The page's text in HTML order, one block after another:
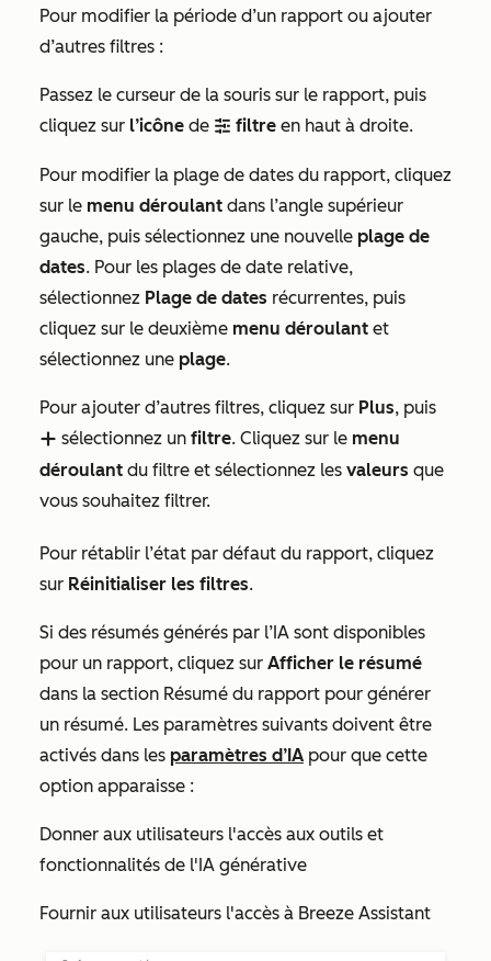
Pour modifier la période d’un rapport ou ajouter
d’autres filtres :
Passez le curseur de la souris sur le rapport, puis
cliquez sur l’icône de filter filtre en haut à droite.
Pour modifier la plage de dates du rapport, cliquez
sur le menu déroulant dans l’angle supérieur
gauche, puis sélectionnez une nouvelle plage de
dates. Pour les plages de date relative,
sélectionnez Plage de dates récurrentes, puis
cliquez sur le deuxième menu déroulant et
sélectionnez une plage.
Pour ajouter d’autres filtres, cliquez sur Plus, puis
add sélectionnez un filtre. Cliquez sur le menu
déroulant du filtre et sélectionnez les valeurs que
vous souhaitez filtrer.
Pour rétablir l’état par défaut du rapport, cliquez
sur Réinitialiser les filtres.
Si des résumés générés par l’IA sont disponibles
pour un rapport, cliquez sur Afficher le résumé
dans la section Résumé du rapport pour générer
un résumé. Les paramètres suivants doivent être
activés dans les paramètres d’IA pour que cette
option apparaisse :
Donner aux utilisateurs l'accès aux outils et
fonctionnalités de l'IA générative
Fournir aux utilisateurs l'accès à Breeze Assistant